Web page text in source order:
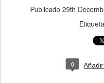
Publicado 29th
0